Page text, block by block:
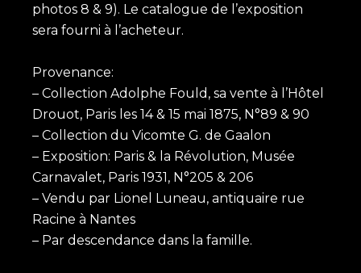
photos 8 & 9). Le catalogue de l’exposition
sera fourni à l’acheteur.
Provenance:
– Collection Adolphe Fould, sa vente à l’Hôtel
Drouot, Paris les 14 & 15 mai 1875, N°89 & 90
– Collection du Vicomte G. de Gaalon
– Exposition: Paris & la Révolution, Musée
Carnavalet, Paris 1931, N°205 & 206
– Vendu par Lionel Luneau, antiquaire rue
Racine à Nantes
– Par descendance dans la famille.